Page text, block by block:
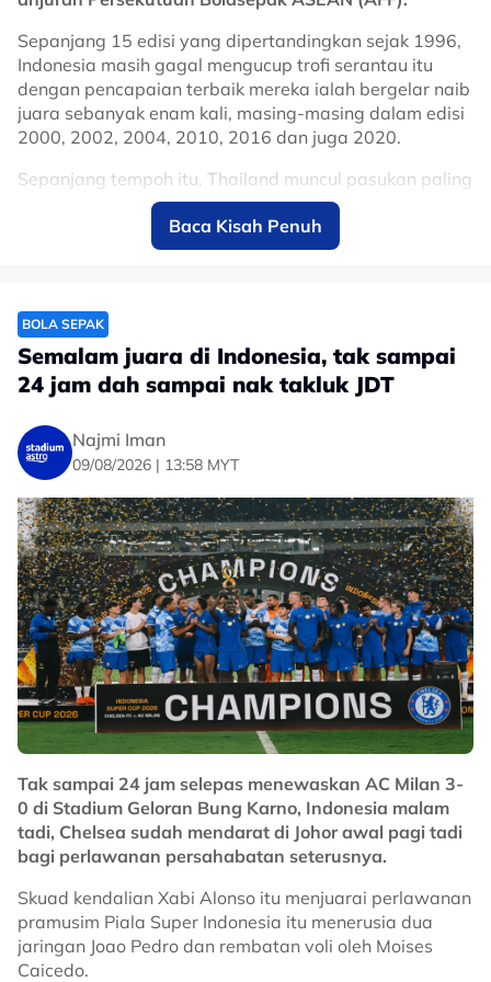
Sepanjang 15 edisi yang dipertandingkan sejak 1996,
Indonesia masih gagal mengucup trofi serantau itu
dengan pencapaian terbaik mereka ialah bergelar naib
juara sebanyak enam kali, masing-masing dalam edisi
2000, 2002, 2004, 2010, 2016 dan juga 2020.
Sepanjang tempoh itu, Thailand muncul pasukan paling
berjaya dengan tujuh gelaran, diikuti Singapura
dengan empat gelaran dan Vietnam dengan tiga
menewaskan Indonesia dalam edisi 2010, sekali gus
menjadikan Indonesia satu-satunya pasukan gergasi
rantau ini yang masih kempunan gelaran berkenaan.
pasukan kesayangan mereka menamatkan penantian
itu dalam edisi kali ini juga tidak kesampaian apabila
Garuda gagal melepasi peringkat kumpulan selepas
muncul pasukan ketiga teratas Kumpulan A, walaupun
menurunkan skuad paling mahal daripada segi nilai
pasaran pemain.
Separuh akhir edisi kali ini juga mempertemukan empat
bekas juara, di mana Thailand akan berdepan
Singapura dan Vietnam akan berdepan Malaysia
dalam dua perlawanan timbal balik minggu depan.
No node context available.
Related Topics
#bola sepak #Piala Hyundai ASEAN #Harimau Malaya #Indonesia
Baca Kisah Penuh
BOLA SEPAK
Semalam juara di Indonesia, tak sampai
24 jam dah sampai nak takluk JDT
Najmi Iman
09/08/2026 | 13:58 MYT
Tak sampai 24 jam selepas menewaskan AC Milan 3-
0 di Stadium Geloran Bung Karno, Indonesia malam
tadi, Chelsea sudah mendarat di Johor awal pagi tadi
bagi perlawanan persahabatan seterusnya.
Skuad kendalian Xabi Alonso itu menjuarai perlawanan
pramusim Piala Super Indonesia itu menerusia dua
jaringan Joao Pedro dan rembatan voli oleh Moises
Caicedo.